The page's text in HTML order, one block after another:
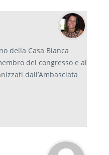
della Casa Bianca
del congresso e al
dall’Ambasciata